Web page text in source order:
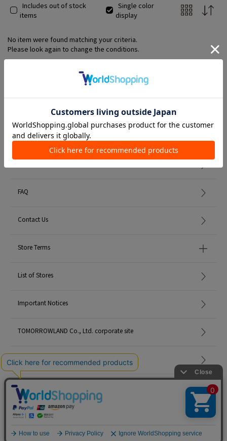
Includes out of stock
items
Single color
display
No item were found matching your criteria.
Please look again to change the conditions.
Member Services
FAQ
Contact Us
Store Terms
List of Stores
Important Notices
TOMORROWLAND Co., Ltd. corporate site
Careers
Site Map
English